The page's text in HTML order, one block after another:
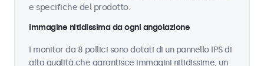
e specifiche del prodotto.
Immagine nitidissima da ogni angolazione
I monitor da 8 pollici sono dotati di un pannello IPS di
alta qualità che garantisce immagini nitidissime, un